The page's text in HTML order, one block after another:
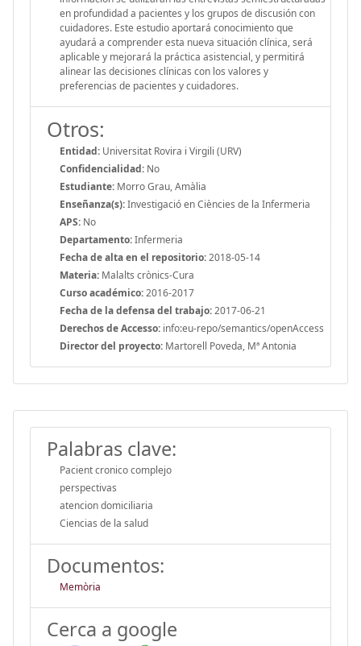
en profundidad a pacientes y los grupos de discusión con
cuidadores. Este estudio aportará conocimiento que
ayudará a comprender esta nueva situación clínica, será
aplicable y mejorará la práctica asistencial, y permitirá
alinear las decisiones clínicas con los valores y
preferencias de pacientes y cuidadores.
Otros:
Entidad: Universitat Rovira i Virgili (URV)
Confidencialidad: No
Estudiante: Morro Grau, Amàlia
Enseñanza(s):Investigació en Ciències de la Infermeria
APS: No
Departamento:Infermeria
Fecha de alta en el repositorio:2018-05-14
Materia: Malalts crònics-Cura
Curso académico:2016-2017
Fecha de la defensa del trabajo:2017-06-21
Derechos de Accesso: info:eu-repo/semantics/openAccess
Director del proyecto: Martorell Poveda, Mª Antonia
Palabras clave:
Pacient cronico complejo
perspectivas
atencion domiciliaria
Ciencias de la salud
Documentos:
Memòria
Cerca a google